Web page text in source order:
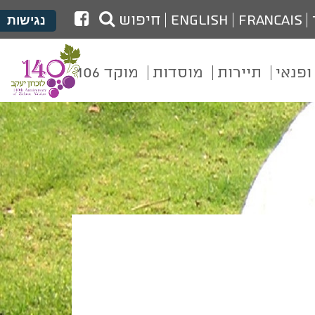
נגישות Francais
English חיפוש
לעמוד
הפייסבוק
של
מועצת
זכרון
יעקב
תיירות מוסדות מוקד 106